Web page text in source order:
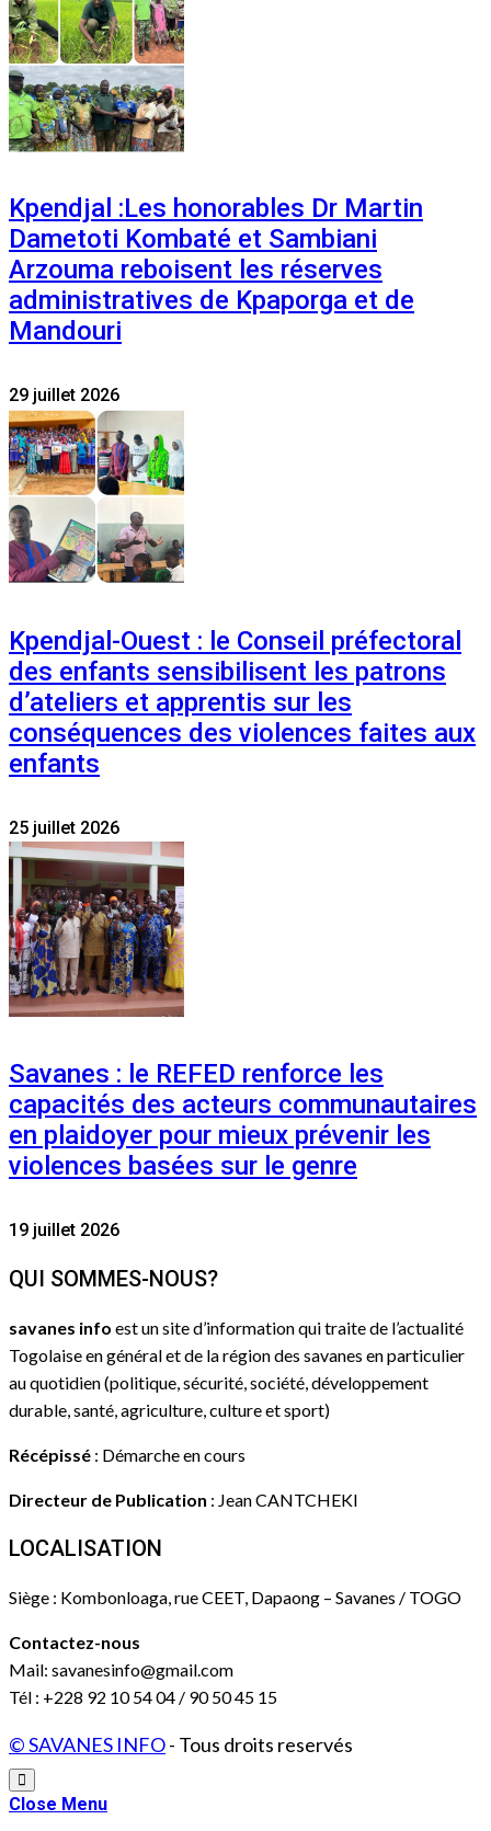
Kpendjal :Les honorables Dr Martin
Dametoti Kombaté et Sambiani
Arzouma reboisent les réserves
administratives de Kpaporga et de
Mandouri
29 juillet 2026
Kpendjal-Ouest : le Conseil préfectoral
des enfants sensibilisent les patrons
d’ateliers et apprentis sur les
conséquences des violences faites aux
enfants
25 juillet 2026
Savanes : le REFED renforce les
capacités des acteurs communautaires
en plaidoyer pour mieux prévenir les
violences basées sur le genre
19 juillet 2026
QUI SOMMES-NOUS?
savanes info est un site d’information qui traite de l’actualité
Togolaise en général et de la région des savanes en particulier
au quotidien (politique, sécurité, société, développement
durable, santé, agriculture, culture et sport)
Récépissé : Démarche en cours
Directeur de Publication : Jean CANTCHEKI
LOCALISATION
Siège : Kombonloaga, rue CEET, Dapaong – Savanes / TOGO
Contactez-nous
Mail: savanesinfo@gmail.com
Tél : +228 92 10 54 04 / 90 50 45 15
© SAVANES INFO- Tous droits reservés
Close Menu